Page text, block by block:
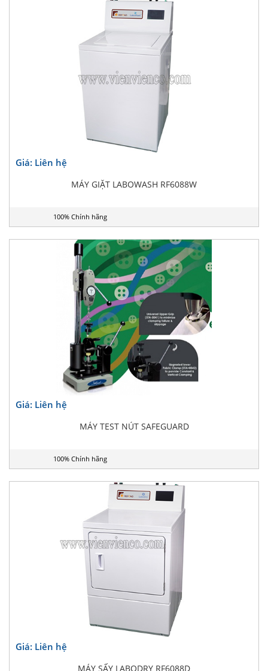
Giá: Liên hệ
MÁY GIẶT LABOWASH RF6088W
100% Chính hãng
Giá: Liên hệ
MÁY TEST NÚT SAFEGUARD
100% Chính hãng
Giá: Liên hệ
MÁY SẤY LABODRY RF6088D